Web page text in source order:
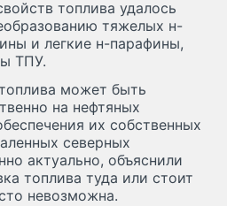
топлива удалось
тяжелых н-
и легкие н-парафины,
ТПУ.
может быть
на нефтяных
их собственных
северных
актуально, объяснили
топлива туда или стоит
невозможна.